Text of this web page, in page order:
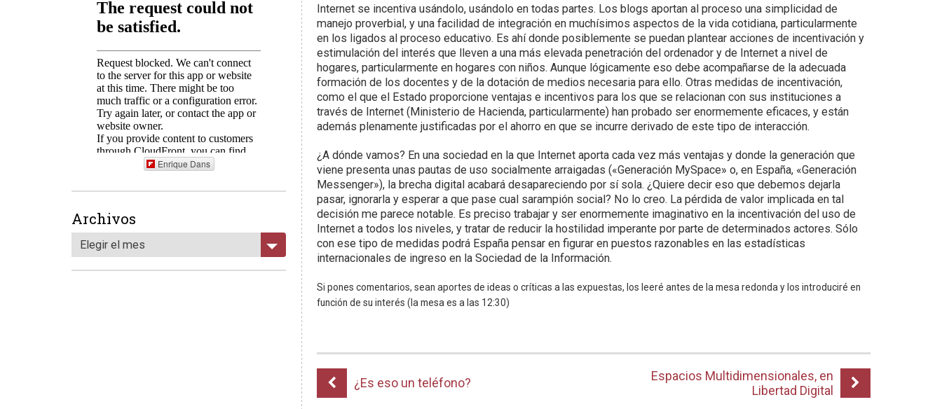
Internet se incentiva usándolo, usándolo en todas partes. Los blogs aportan al proceso una simplicidad de
manejo proverbial, y una facilidad de integración en muchísimos aspectos de la vida cotidiana, particularmente
en los ligados al proceso educativo. Es ahí donde posiblemente se puedan plantear acciones de incentivación y
estimulación del interés que lleven a una más elevada penetración del ordenador y de Internet a nivel de
hogares, particularmente en hogares con niños. Aunque lógicamente eso debe acompañarse de la adecuada
formación de los docentes y de la dotación de medios necesaria para ello. Otras medidas de incentivación,
como el que el Estado proporcione ventajas e incentivos para los que se relacionan con sus instituciones a
través de Internet (Ministerio de Hacienda, particularmente) han probado ser enormemente eficaces, y están
además plenamente justificadas por el ahorro en que se incurre derivado de este tipo de interacción.
¿A dónde vamos? En una sociedad en la que Internet aporta cada vez más ventajas y donde la generación que
viene presenta unas pautas de uso socialmente arraigadas («Generación MySpace» o, en España, «Generación
Messenger»), la brecha digital acabará desapareciendo por sí sola. ¿Quiere decir eso que debemos dejarla
pasar, ignorarla y esperar a que pase cual sarampión social? No lo creo. La pérdida de valor implicada en tal
decisión me parece notable. Es preciso trabajar y ser enormemente imaginativo en la incentivación del uso de
Internet a todos los niveles, y tratar de reducir la hostilidad imperante por parte de determinados actores. Sólo
con ese tipo de medidas podrá España pensar en figurar en puestos razonables en las estadísticas
internacionales de ingreso en la Sociedad de la Información.
Si pones comentarios, sean aportes de ideas o críticas a las expuestas, los leeré antes de la mesa redonda y los introduciré en
función de su interés (la mesa es a las 12:30)
¿Es eso un teléfono?
Espacios Multidimensionales, en
Libertad Digital
Enrique Dans
Archivos
Elegir el mes